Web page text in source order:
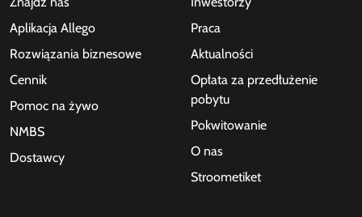
Aplikacja Allego
Rozwiązania biznesowe
Cennik
Pomoc na żywo
NMBS
Dostawcy
Praca
Aktualności
Opłata za przedłużenie
pobytu
Pokwitowanie
O nas
Stroometiket